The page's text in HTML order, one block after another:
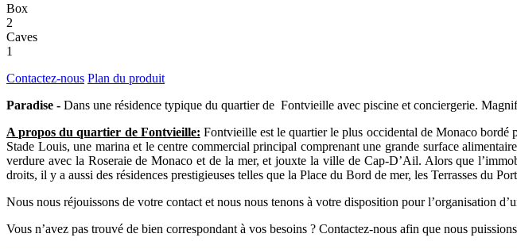
Box
2
Caves
1
Contactez-nous Plan du produit
Paradise - Dans une résidence typique du quartier de Fontvieille avec piscine et conciergerie.
A propos du quartier de Fontvieille: Fontvieille est le quartier le plus occidental de Monaco bordé
Stade Louis, une marina et le centre commercial principal comprenant une grande surface
verdure avec la Roseraie de Monaco et de la mer, et jouxte la ville de Cap-D’Ail. Alors que
droits, il y a aussi des résidences prestigieuses telles que la Place du Bord de mer, les Terrasses du
Nous nous réjouissons de votre contact et nous nous tenons à votre disposition pour l’organisation
Vous n’avez pas trouvé de bien correspondant à vos besoins ? Contactez-nous afin que nous